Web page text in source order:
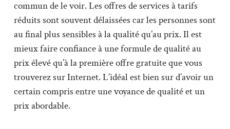
commun de le voir. Les offres de services à tarifs
réduits sont souvent délaissées car les personnes sont
au final plus sensibles à la qualité qu’au prix. Il est
mieux faire confiance à une formule de qualité au
prix élevé qu’à la première offre gratuite que vous
trouverez sur Internet. L’idéal est bien sur d’avoir un
certain compris entre une voyance de qualité et un
prix abordable.